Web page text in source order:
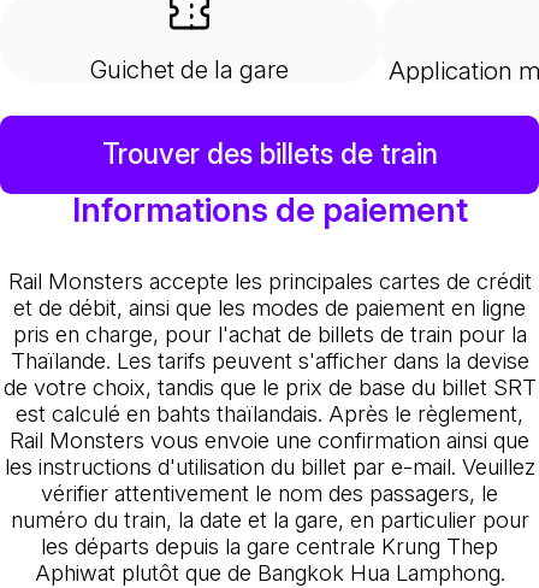
Guichet de la gare Application
Trouver des billets de train
Informations de paiement
Rail Monsters accepte les principales cartes de crédit
et de débit, ainsi que les modes de paiement en ligne
pris en charge, pour l'achat de billets de train pour la
Thaïlande. Les tarifs peuvent s'afficher dans la devise
de votre choix, tandis que le prix de base du billet SRT
est calculé en bahts thaïlandais. Après le règlement,
Rail Monsters vous envoie une confirmation ainsi que
les instructions d'utilisation du billet par e-mail. Veuillez
vérifier attentivement le nom des passagers, le
numéro du train, la date et la gare, en particulier pour
les départs depuis la gare centrale Krung Thep
Aphiwat plutôt que de Bangkok Hua Lamphong.